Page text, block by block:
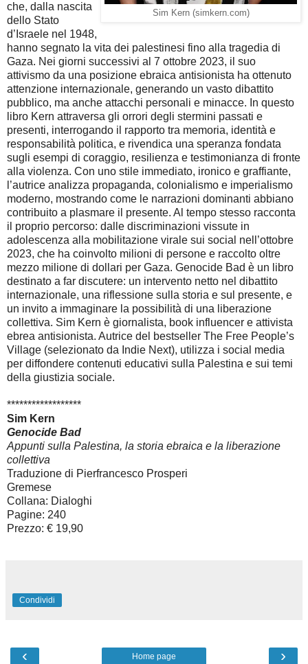
Sim Kern (simkern.com)
che, dalla nascita
dello Stato
d’Israele nel 1948,
hanno segnato la vita dei palestinesi fino alla tragedia di
Gaza. Nei giorni successivi al 7 ottobre 2023, il suo
attivismo da una posizione ebraica antisionista ha ottenuto
attenzione internazionale, generando un vasto dibattito
pubblico, ma anche attacchi personali e minacce. In questo
libro Kern attraversa gli orrori degli stermini passati e
presenti, interrogando il rapporto tra memoria, identità e
responsabilità politica, e rivendica una speranza fondata
sugli esempi di coraggio, resilienza e testimonianza di fronte
alla violenza. Con uno stile immediato, ironico e graffiante,
l’autrice analizza propaganda, colonialismo e imperialismo
moderno, mostrando come le narrazioni dominanti abbiano
contribuito a plasmare il presente. Al tempo stesso racconta
il proprio percorso: dalle discriminazioni vissute in
adolescenza alla mobilitazione virale sui social nell’ottobre
2023, che ha coinvolto milioni di persone e raccolto oltre
mezzo milione di dollari per Gaza. Genocide Bad è un libro
destinato a far discutere: un intervento netto nel dibattito
internazionale, una riflessione sulla storia e sul presente, e
un invito a immaginare la possibilità di una liberazione
collettiva. Sim Kern è giornalista, book influencer e attivista
ebrea antisionista. Autrice del bestseller The Free People’s
Village (selezionato da Indie Next), utilizza i social media
per diffondere contenuti educativi sulla Palestina e sui temi
della giustizia sociale.
******************
Sim Kern
Genocide Bad
Appunti sulla Palestina, la storia ebraica e la liberazione
collettiva
Traduzione di Pierfrancesco Prosperi
Gremese
Collana: Dialoghi
Pagine: 240
Prezzo: € 19,90
Condividi
‹ ›
Home page